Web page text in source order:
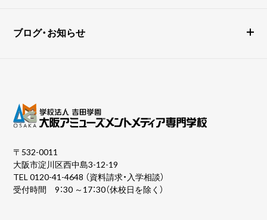
ブログ・お知らせ
〒532-0011
大阪市淀川区西中島3-12-19
TEL0120-41-4648 （資料請求・入学相談）
受付時間 9：30 ～17：30（休校日を除く）